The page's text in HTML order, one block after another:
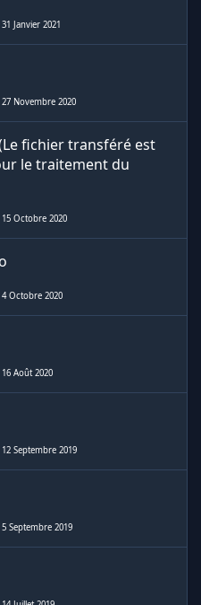
31 Janvier 2021
27 Novembre 2020
fichier transféré est
le traitement du
15 Octobre 2020
4 Octobre 2020
16 Août 2020
12 Septembre 2019
5 Septembre 2019